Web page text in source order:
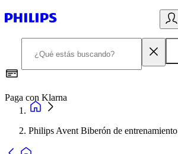
Paga con Klarna
Philips Avent Biberón de entrenamiento